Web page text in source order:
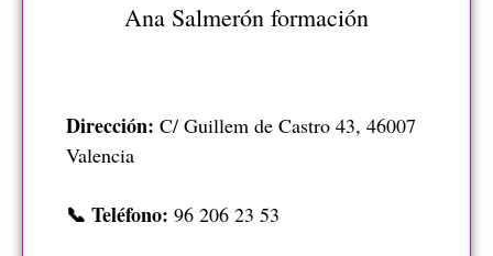
Ana Salmerón formación
Dirección: C/ Guillem de Castro 43, 46007
Valencia
📞 Teléfono: 96 206 23 53